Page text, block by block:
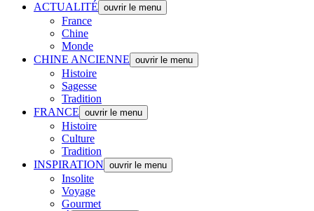
ACTUALITÉ ouvrir le menu
France
Chine
Monde
CHINE ANCIENNE ouvrir le menu
Histoire
Sagesse
Tradition
FRANCE ouvrir le menu
Histoire
Culture
Tradition
INSPIRATION ouvrir le menu
Insolite
Voyage
Gourmet